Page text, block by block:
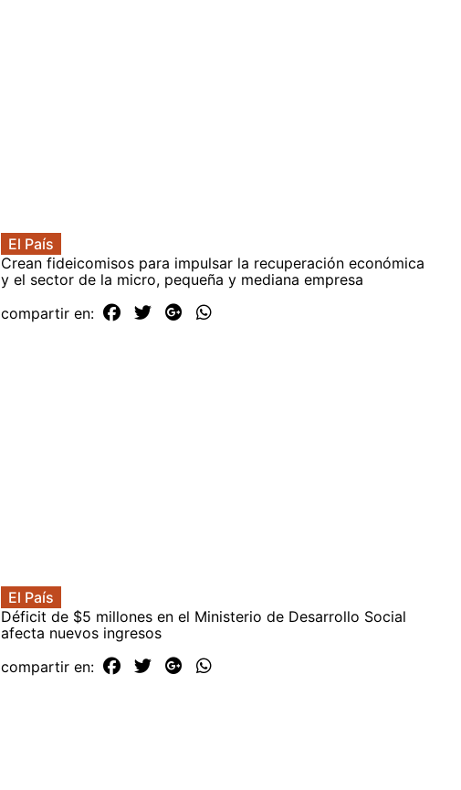
El País
Crean fideicomisos para impulsar la recuperación económica
y el sector de la micro, pequeña y mediana empresa
compartir en:
El País
Déficit de $5 millones en el Ministerio de Desarrollo Social
afecta nuevos ingresos
compartir en: